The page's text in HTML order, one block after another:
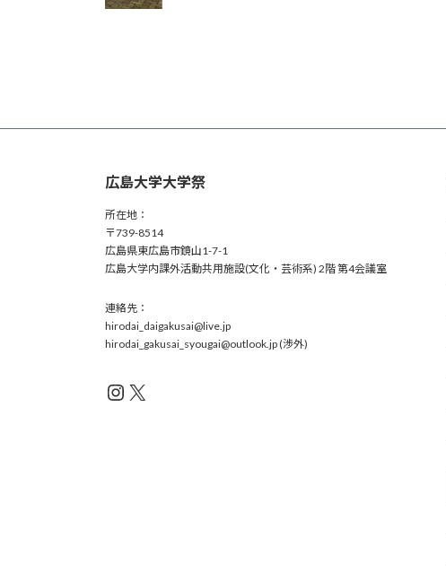
広島大学大学祭
所在地：
〒739-8514
広島県東広島市鏡山1-7-1
広島大学内課外活動共用施設(文化・芸術系) 2階 第4会議室
連絡先：
hirodai_daigakusai@live.jp
hirodai_gakusai_syougai@outlook.jp (渉外)
Instagram
X